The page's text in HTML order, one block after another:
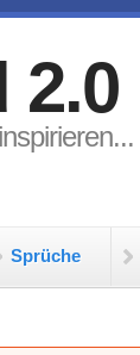
2.0
Sprüche